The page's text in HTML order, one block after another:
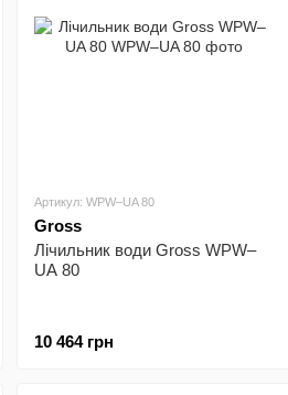
Артикул: WPW–UA 80
Gross
Лічильник води Gross WPW–
UA 80
10 464 грн